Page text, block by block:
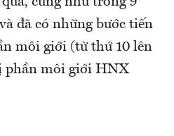
đã có những bước tiến
môi giới (từ thứ 10 lên
phần môi giới HNX